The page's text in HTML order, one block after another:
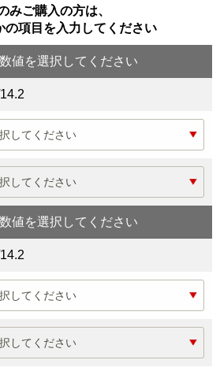
みご購入の方は、
の項目を入力してください
値を選択してください
値を選択してください